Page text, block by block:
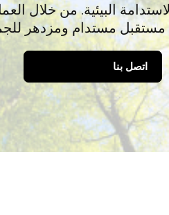
مستدام ومزدهر
اتصل بنا